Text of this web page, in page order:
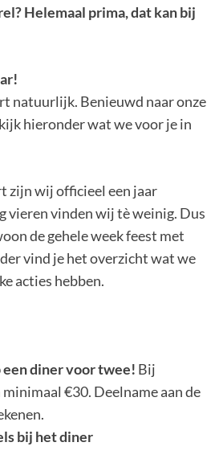
Helemaal prima, dat kan bij
natuurlijk. Benieuwd naar onze
hieronder wat we voor je in
zijn wij officieel een jaar
vieren vinden wij tè weinig. Dus
de gehele week feest met
vind je het overzicht wat we
acties hebben.
een diner voor twee! Bij
€30. Deelname aan de
bij het diner